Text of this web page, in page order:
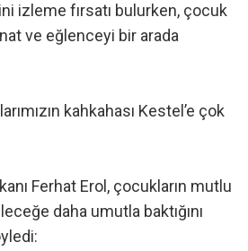
izleme fırsatı bulurken, çocuk
ve eğlenceyi bir arada
kahkahası Kestel’e çok
Ferhat Erol, çocukların mutlu
daha umutla baktığını